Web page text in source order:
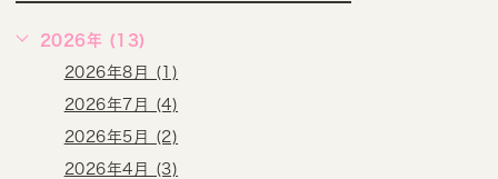
2026年 (13)
2026年8月 (1)
2026年7月 (4)
2026年5月 (2)
2026年4月 (3)